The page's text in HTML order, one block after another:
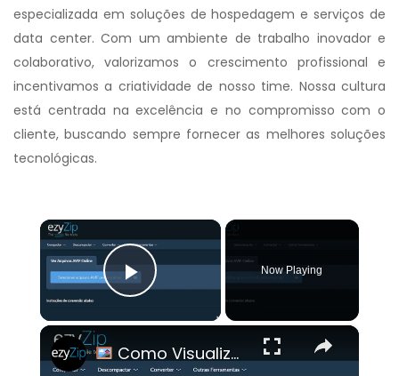
especializada em soluções de hospedagem e serviços de
data center. Com um ambiente de trabalho inovador e
colaborativo, valorizamos o crescimento profissional e
incentivamos a criatividade de nosso time. Nossa cultura
está centrada na excelência e no compromisso com o
cliente, buscando sempre fornecer as melhores soluções
tecnológicas.
×
Play Video
Now Playing
×
Como Visualizar Arquivos AVIF Online Gratuitamente | SEM Necessidade De Instalar Nenhum Software